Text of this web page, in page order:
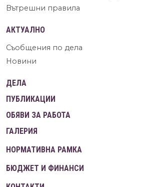
Вътрешни правила
АКТУАЛНО
Съобщения по дела
Новини
ДЕЛА
ПУБЛИКАЦИИ
ОБЯВИ ЗА РАБОТА
ГАЛЕРИЯ
НОРМАТИВНА РАМКА
БЮДЖЕТ И ФИНАНСИ